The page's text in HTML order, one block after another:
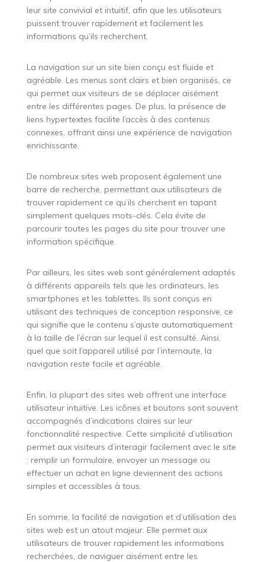
leur site convivial et intuitif, afin que les utilisateurs
puissent trouver rapidement et facilement les
informations qu’ils recherchent.
La navigation sur un site bien conçu est fluide et
agréable. Les menus sont clairs et bien organisés, ce
qui permet aux visiteurs de se déplacer aisément
entre les différentes pages. De plus, la présence de
liens hypertextes facilite l’accès à des contenus
connexes, offrant ainsi une expérience de navigation
enrichissante.
De nombreux sites web proposent également une
barre de recherche, permettant aux utilisateurs de
trouver rapidement ce qu’ils cherchent en tapant
simplement quelques mots-clés. Cela évite de
parcourir toutes les pages du site pour trouver une
information spécifique.
Par ailleurs, les sites web sont généralement adaptés
à différents appareils tels que les ordinateurs, les
smartphones et les tablettes. Ils sont conçus en
utilisant des techniques de conception responsive, ce
qui signifie que le contenu s’ajuste automatiquement
à la taille de l’écran sur lequel il est consulté. Ainsi,
quel que soit l’appareil utilisé par l’internaute, la
navigation reste facile et agréable.
Enfin, la plupart des sites web offrent une interface
utilisateur intuitive. Les icônes et boutons sont souvent
accompagnés d’indications claires sur leur
fonctionnalité respective. Cette simplicité d’utilisation
permet aux visiteurs d’interagir facilement avec le site
: remplir un formulaire, envoyer un message ou
effectuer un achat en ligne deviennent des actions
simples et accessibles à tous.
En somme, la facilité de navigation et d’utilisation des
sites web est un atout majeur. Elle permet aux
utilisateurs de trouver rapidement les informations
recherchées, de naviguer aisément entre les